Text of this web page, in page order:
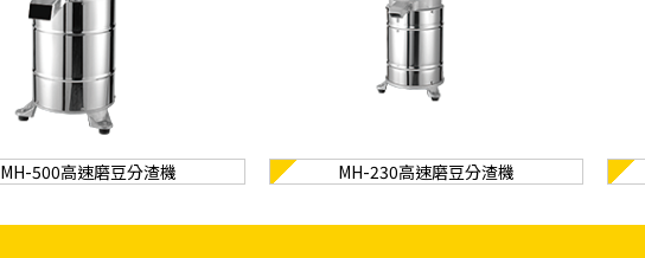
MH-500高速磨豆分渣機 MH-230高速磨豆分渣機